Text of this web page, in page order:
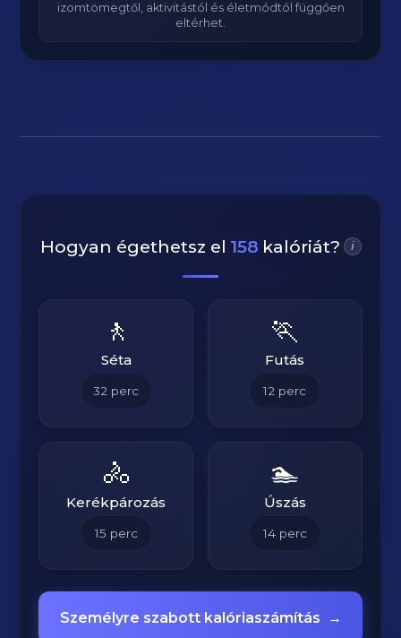
izomtömegtől, aktivitástól és életmódtól függően
eltérhet.
Hogyan égethetsz el 158 kalóriát? i
🚶
Séta
32 perc
🏃
Futás
12 perc
🚴
Kerékpározás
15 perc
🏊
Úszás
14perc
Személyre szabott kalóriaszámítás →